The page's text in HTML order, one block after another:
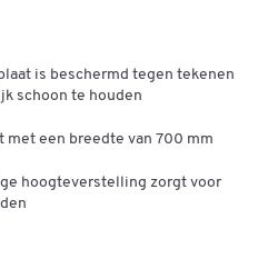
aan beide zijden
gekeurd
7035
is beschermd tegen tekenen
schoon te houden
met een breedte van 700 mm
hoogteverstelling zorgt voor